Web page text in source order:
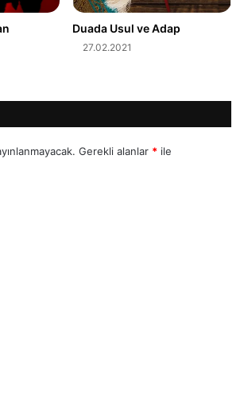
Duada Usul ve Adap
27.02.2021
Gerekli alanlar * ile